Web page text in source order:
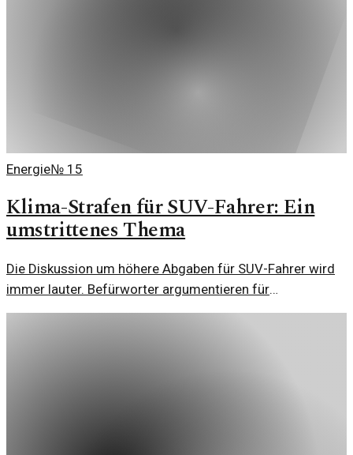
Energie№ 15
Klima-Strafen für SUV-Fahrer: Ein
umstrittenes Thema
Die Diskussion um höhere Abgaben für SUV-Fahrer wird
immer lauter. Befürworter argumentieren für
Klimaschutz, während Kritiker die soziale Gerechtigkeit in